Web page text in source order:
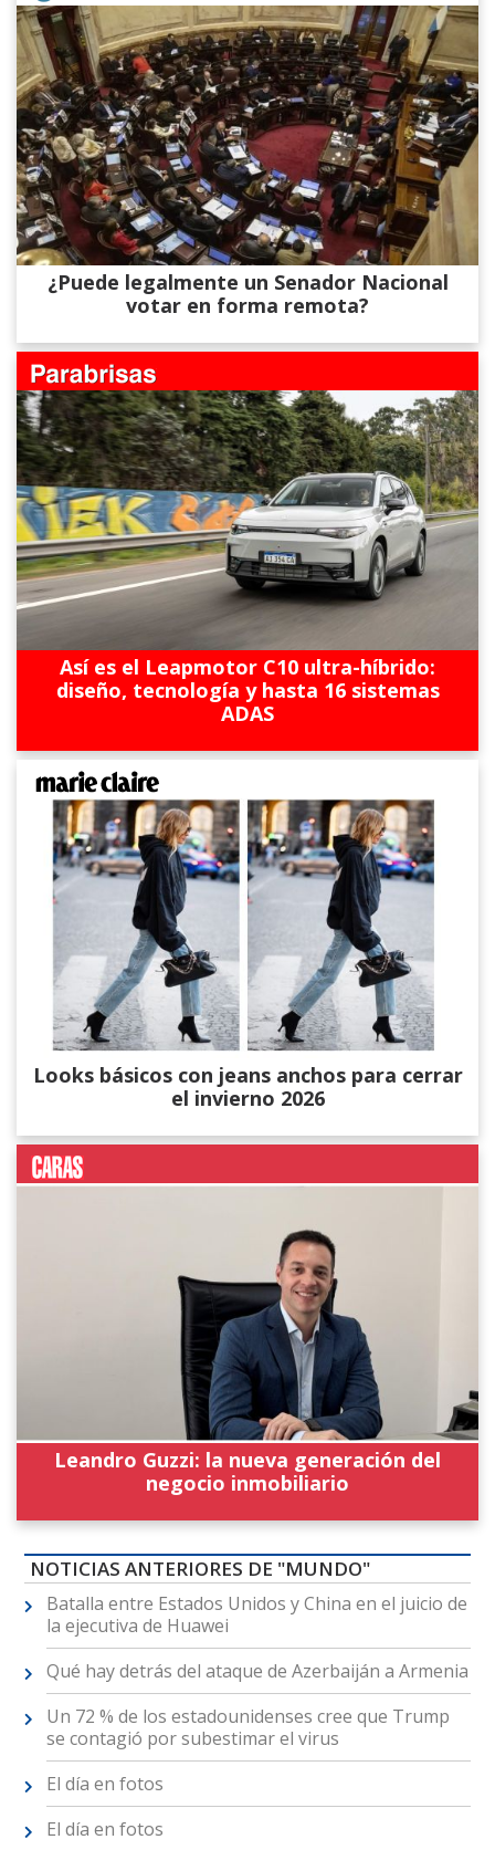
¿Puede legalmente un Senador Nacional
votar en forma remota?
Así es el Leapmotor C10 ultra-híbrido:
diseño, tecnología y hasta 16 sistemas
ADAS
Looks básicos con jeans anchos para cerrar
el invierno 2026
Leandro Guzzi: la nueva generación del
negocio inmobiliario
NOTICIAS ANTERIORES DE "MUNDO"
Batalla entre Estados Unidos y China en el juicio de
la ejecutiva de Huawei
Qué hay detrás del ataque de Azerbaiján a Armenia
Un 72 % de los estadounidenses cree que Trump
se contagió por subestimar el virus
El día en fotos
El día en fotos